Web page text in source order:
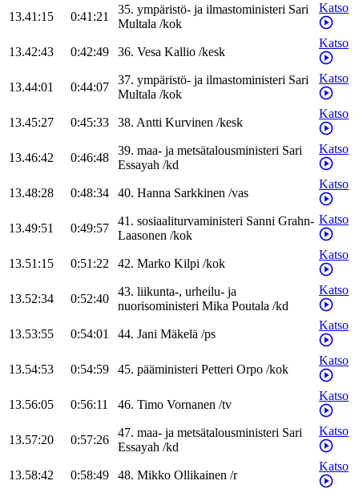
13.41:15 0:41:21
35. ympäristö- ja ilmastoministeri Sari
Multala /kok
Katso
13.42:43 0:42:49 36. Vesa Kallio /kesk
Katso
13.44:01 0:44:07
37. ympäristö- ja ilmastoministeri Sari
Multala /kok
Katso
13.45:27 0:45:33 38. Antti Kurvinen /kesk
Katso
13.46:42 0:46:48
39. maa- ja metsätalousministeri Sari
Essayah /kd
Katso
13.48:28 0:48:34 40. Hanna Sarkkinen /vas
Katso
13.49:51 0:49:57
41. sosiaaliturvaministeri Sanni Grahn-
Laasonen /kok
Katso
13.51:15 0:51:22 42. Marko Kilpi /kok
Katso
13.52:34 0:52:40
43. liikunta-, urheilu- ja
nuorisoministeri Mika Poutala /kd
Katso
13.53:55 0:54:01 44. Jani Mäkelä /ps
Katso
13.54:53 0:54:59 45. pääministeri Petteri Orpo /kok
Katso
13.56:05 0:56:11 46. Timo Vornanen /tv
Katso
13.57:20 0:57:26
47. maa- ja metsätalousministeri Sari
Essayah /kd
Katso
13.58:42 0:58:49 48. Mikko Ollikainen /r
Katso